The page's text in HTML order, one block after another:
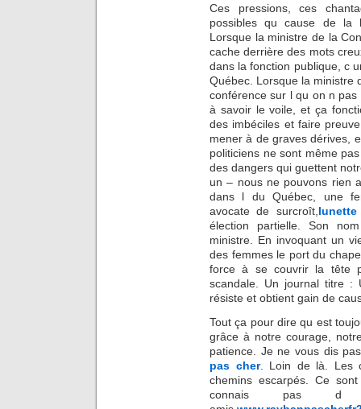
Ces pressions, ces
possibles qu cause de la
Lorsque la ministre de la
cache derrière des mots
dans la fonction publique, c
Québec. Lorsque la ministre
conférence sur l qu on n
à savoir le voile, et ça
des imbéciles et faire
mener à de graves dérives,
politiciens ne sont même
des dangers qui guettent
un – nous ne pouvons rien
dans l du Québec, une
avocate de surcroît, lunette
élection partielle. Son
ministre. En invoquant un
des femmes le port du
force à se couvrir la tête
scandale. Un journal titre :
résiste et obtient gain de
Tout ça pour dire qu est
grâce à notre courage,
patience. Je ne vous dis
pas cher. Loin de là. Les
chemins escarpés. Ce
connais pas d